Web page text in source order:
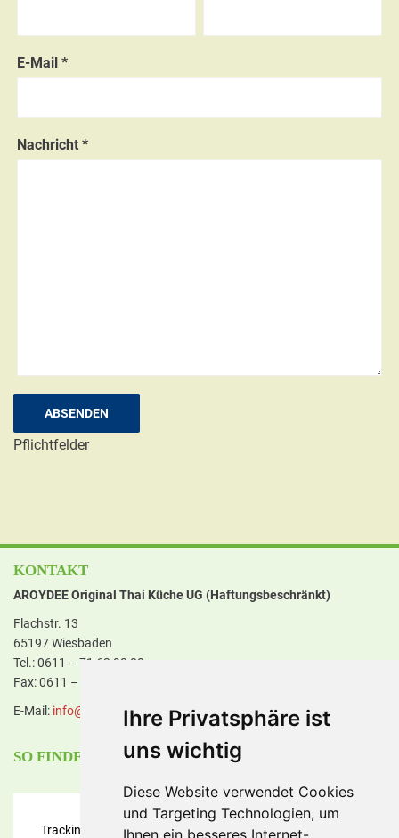
Ihre Privatsphäre ist
uns wichtig
Diese Website verwendet Cookies
und Targeting Technologien, um
Ihnen ein besseres Internet-
E-Mail *
Nachricht *
ABSENDEN
Pflichtfelder
KONTAKT
AROYDEE Original Thai Küche UG (Haftungsbeschränkt)
Flachstr. 13
65197 Wiesbaden
Tel.: 0611 – 71 63 98 80
Fax: 0611 – 71 63 98 89
E-Mail: info@aroyd ee.de
SO FINDEN SIE UNS
Tracking und Performance Cookies werden benötigt! Bitte